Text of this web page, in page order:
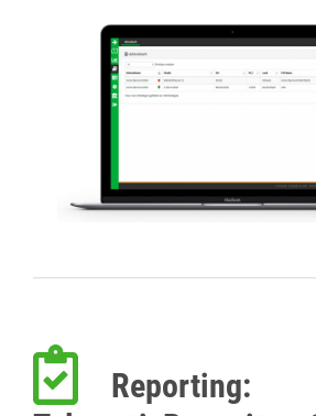
Reporting: